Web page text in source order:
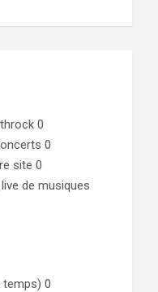
0
0
site 0
de musiques
temps) 0